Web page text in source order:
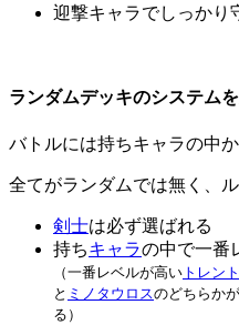
迎撃キャラでしっかり
ランダムデッキのシステム
バトルには持ちキャラの中
全てがランダムでは無く、
剣士は必ず選ばれる
持ちキャラの中で一番
（一番レベルが高い トレント
と ミノタウロスのどちらか
る）